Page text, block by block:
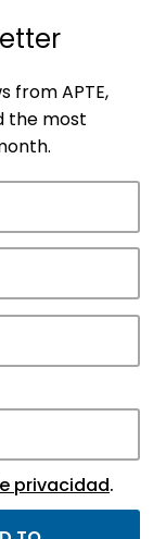
drive
Total)
from APTE,
the most
privacidad.